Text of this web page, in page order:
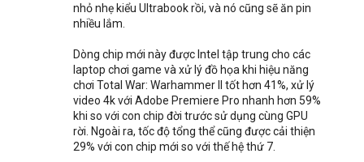
nhỏ nhẹ kiểu Ultrabook rồi, và nó cũng sẽ ăn pin
nhiều lắm.
Dòng chip mới này được Intel tập trung cho các
laptop chơi game và xử lý đồ họa khi hiệu năng
chơi Total War: Warhammer II tốt hơn 41%, xử lý
video 4k với Adobe Premiere Pro nhanh hơn 59%
khi so với con chip đời trước sử dụng cùng GPU
rời. Ngoài ra, tốc độ tổng thể cũng được cải thiện
29% với con chip mới so với thế hệ thứ 7.